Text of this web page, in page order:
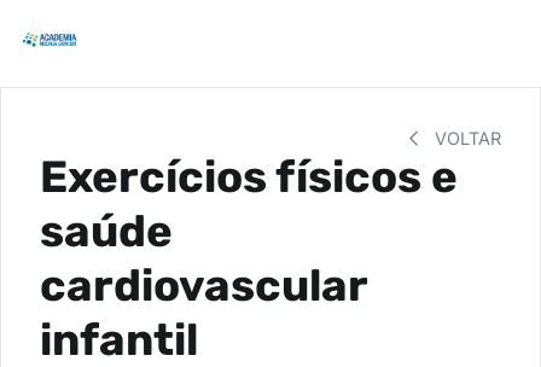
VOLTAR
Exercícios físicos e
saúde
cardiovascular
infantil